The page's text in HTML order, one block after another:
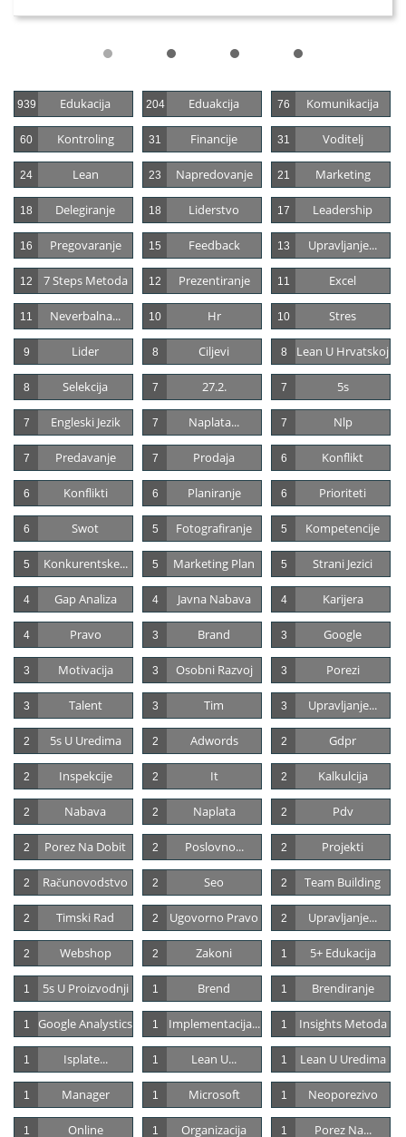
Edukacija
939 Eduakcija
204 Komunikacija
76
Kontroling
60 Financije
31 Voditelj
31
Lean
24 Napredovanje
23 Marketing
21
Delegiranje
18 Liderstvo
18 Leadership
17
Pregovaranje
16 Feedback
15 Upravljanje...
13
7 Steps Metoda
12 Prezentiranje
12 Excel
11
Neverbalna...
11 Hr
10 Stres
10
Lider
9 Ciljevi
8 Lean U Hrvatskoj
8
Selekcija
8 27.2.
7 5s
7
Engleski Jezik
7 Naplata...
7 Nlp
7
Predavanje
7 Prodaja
7 Konflikt
6
Konflikti
6 Planiranje
6 Prioriteti
6
Swot
6 Fotografiranje
5 Kompetencije
5
Konkurentske...
5 Marketing Plan
5 Strani Jezici
5
Gap Analiza
4 Javna Nabava
4 Karijera
4
Pravo
4 Brand
3 Google
3
Motivacija
3 Osobni Razvoj
3 Porezi
3
Talent
3 Tim
3 Upravljanje...
3
5s U Uredima
2 Adwords
2 Gdpr
2
Inspekcije
2 It
2 Kalkulcija
2
Nabava
2 Naplata
2 Pdv
2
Porez Na Dobit
2 Poslovno...
2 Projekti
2
Računovodstvo
2 Seo
2 Team Building
2
Timski Rad
2 Ugovorno Pravo
2 Upravljanje...
2
Webshop
2 Zakoni
2 5+ Edukacija
1
5s U Proizvodnji
1 Brend
1 Brendiranje
1
Google Analystics
1 Implementacija...
1 Insights Metoda
1
Isplate...
1 Lean U...
1 Lean U Uredima
1
Manager
1 Microsoft
1 Neoporezivo
1
Online
1 Organizacija
1 Porez Na...
1